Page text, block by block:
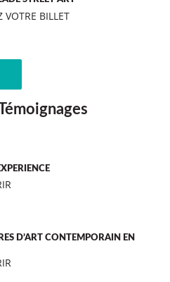
VOTRE BILLET
D’ART CONTEMPORAIN EN